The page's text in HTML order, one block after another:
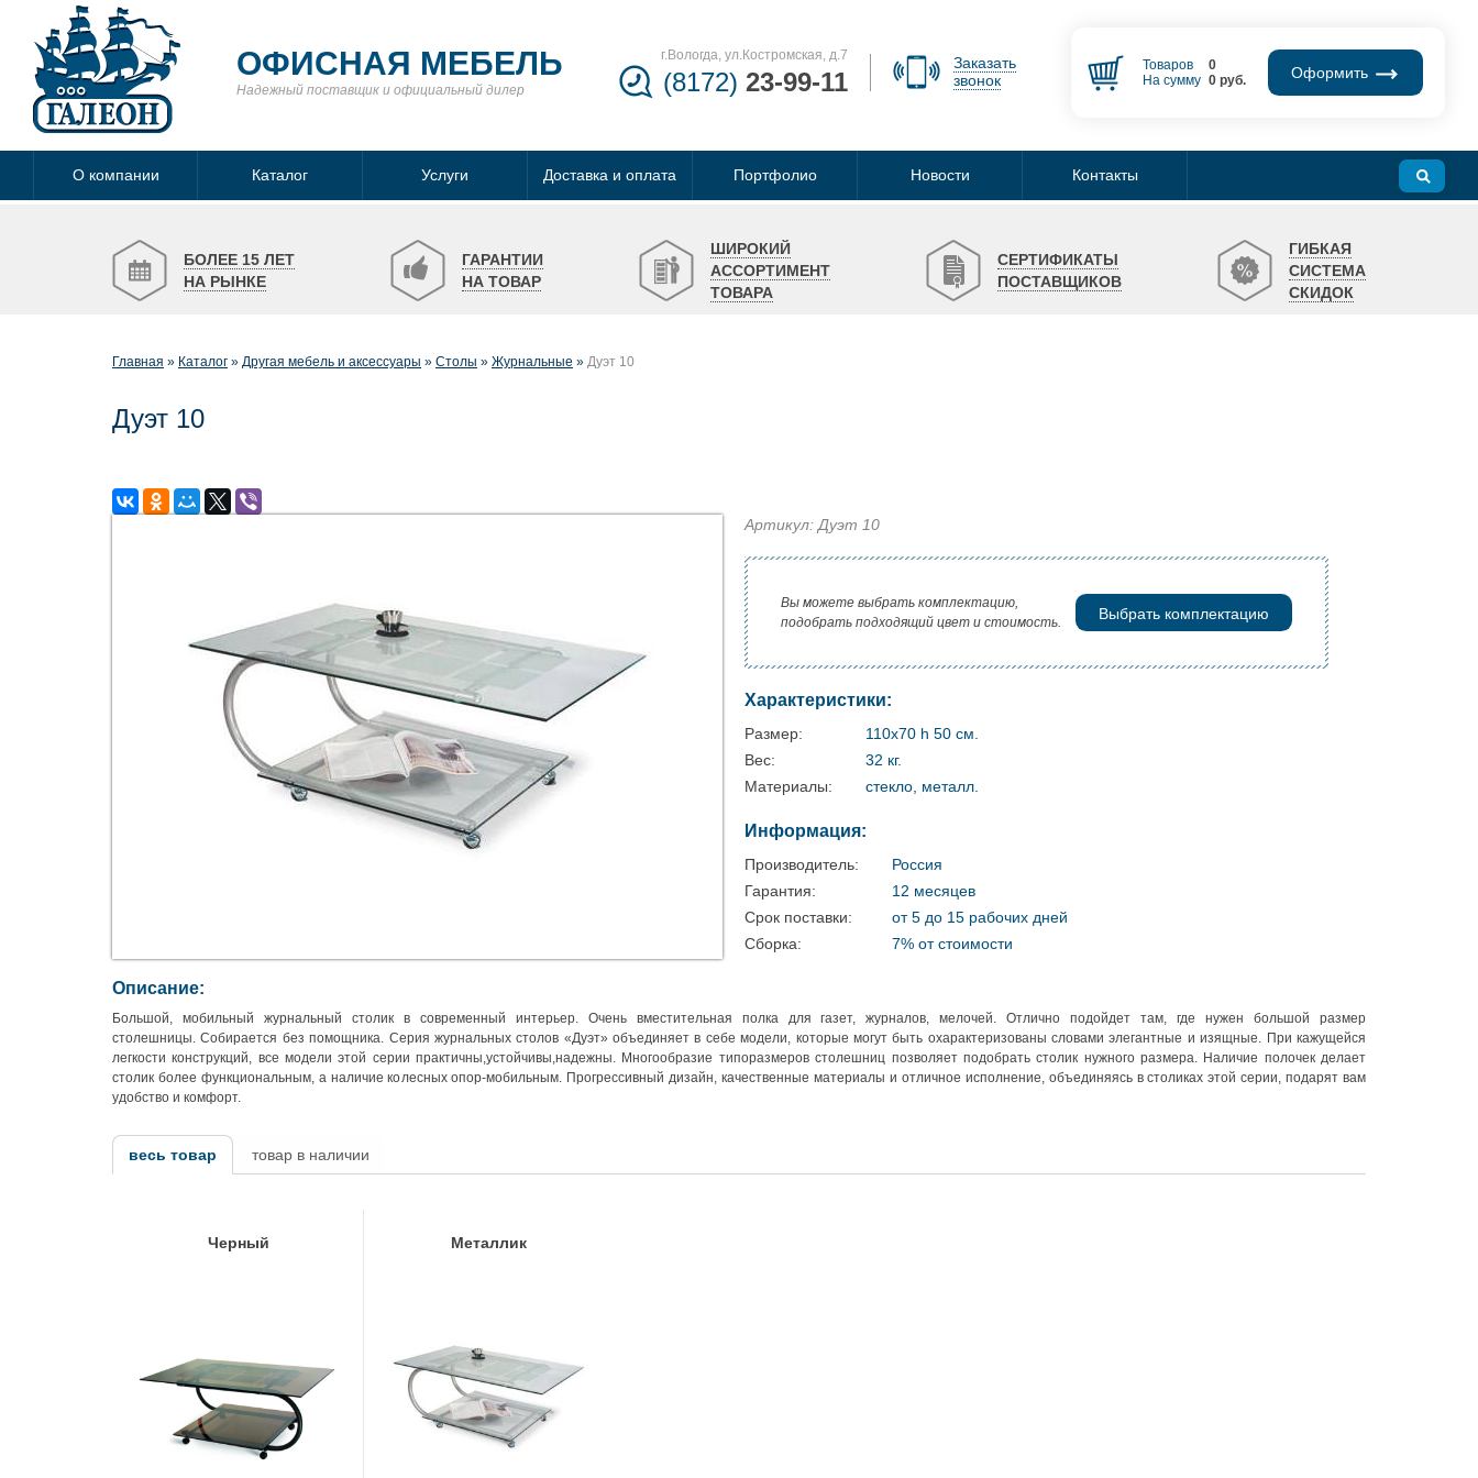
ОФИСНАЯ МЕБЕЛЬ
Надежный поставщик и официальный дилер
г.Вологда, ул.Костромская, д.7
(8172) 23-99-11
Заказать
звонок
Товаров
0
На сумму 0руб. Оформить
О компании Каталог Услуги Доставка и оплата Портфолио Новости Контакты
БОЛЕЕ 15 ЛЕТ
НА РЫНКЕ
ГАРАНТИИ
НА ТОВАР
ШИРОКИЙ
АССОРТИМЕНТ
ТОВАРА
СЕРТИФИКАТЫ
ПОСТАВЩИКОВ
ГИБКАЯ
СИСТЕМА
СКИДОК
Главная Каталог Другая мебель и аксессуары Столы Журнальные Дуэт 10
Дуэт 10
Артикул: Дуэт 10
Вы можете выбрать комплектацию,
подобрать подходящий цвет и стоимость.
Выбрать комплектацию
Характеристики:
Размер:
110х70 h 50 см.
Вес:
32 кг.
Материалы:
стекло, металл.
Информация:
Производитель:
Россия
Гарантия:
12 месяцев
Срок поставки:
от 5 до 15 рабочих дней
Сборка:
7% от стоимости
Описание:
Большой, мобильный журнальный столик в современный интерьер. Очень вместительная полка для газет, журналов, мелочей. Отлично подойдет там, где нужен большой размер
столешницы. Собирается без помощника. Серия журнальных столов «Дуэт» объединяет в себе модели, которые могут быть охарактеризованы словами элегантные и изящные. При кажущейся
легкости конструкций, все модели этой серии практичны,устойчивы,надежны. Многообразие типоразмеров столешниц позволяет подобрать столик нужного размера. Наличие полочек делает
столик более функциональным, а наличие колесных опор-мобильным. Прогрессивный дизайн, качественные материалы и отличное исполнение, объединяясь в столиках этой серии, подарят вам
удобство и комфорт.
весь товар товар в наличии
Черный Металлик